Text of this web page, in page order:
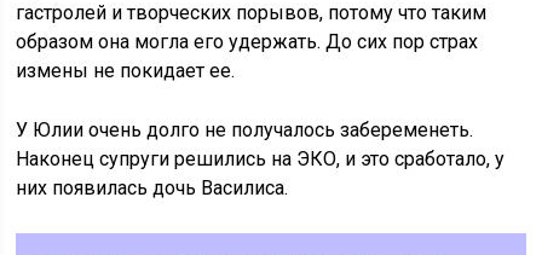
гастролей и творческих порывов, потому что таким
образом она могла его удержать. До сих пор страх
измены не покидает ее.
У Юлии очень долго не получалось забеременеть.
Наконец супруги решились на ЭКО, и это сработало, у
них появилась дочь Василиса.